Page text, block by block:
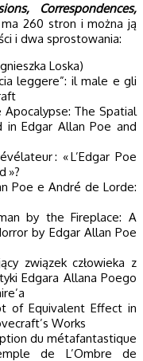
Correspondences,
260 stron i można ją
i dwa sprostowania:
Loska)
leggere”: il male e gli
Apocalypse: The Spatial
Edgar Allan Poe and
: « L’Edgar Poe
»?
Poe e André de Lorde:
by the Fireplace: A
by Edgar Allan Poe
związek człowieka z
Edgara Allana Poego
of Equivalent Effect in
Works
du métafantastique
de L’Ombre de